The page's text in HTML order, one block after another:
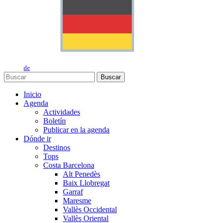
de
Buscar
Inicio
Agenda
Actividades
Boletín
Publicar en la agenda
Dónde ir
Destinos
Tops
Costa Barcelona
Alt Penedès
Baix Llobregat
Garraf
Maresme
Vallès Occidental
Vallès Oriental